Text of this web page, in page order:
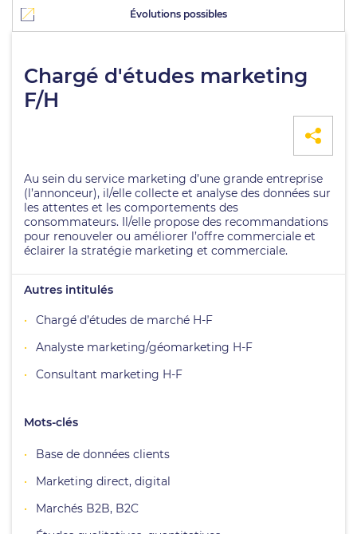
Évolutions possibles
Chargé d'études marketing
F/H
Au sein du service marketing d’une grande entreprise
(l’annonceur), il/elle collecte et analyse des données sur
les attentes et les comportements des
consommateurs. Il/elle propose des recommandations
pour renouveler ou améliorer l’offre commerciale et
éclairer la stratégie marketing et commerciale.
Autres intitulés
Chargé d’études de marché H-F
Analyste marketing/géomarketing H-F
Consultant marketing H-F
Mots-clés
Base de données clients
Marketing direct, digital
Marchés B2B, B2C